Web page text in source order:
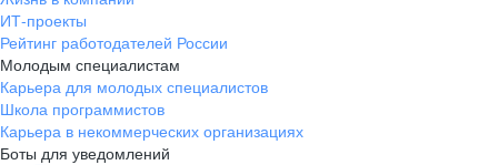
ИТ-проекты
Рейтинг работодателей России
Молодым специалистам
Карьера для молодых специалистов
Школа программистов
Карьера в некоммерческих организациях
Боты для уведомлений